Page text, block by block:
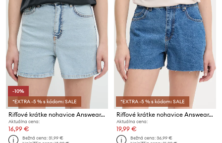
-10%
*EXTRA -5 % s kódom: SALE
Rifľové krátke nohavice Answear.LAB
Aktuálna cena:
16,99 €
Bežná cena:31,99 €
*EXTRA -5 % s kódom: SALE
Rifľové krátke nohavice Answear.LAB
Aktuálna cena:
19,99 €
Bežná cena:36,99 €